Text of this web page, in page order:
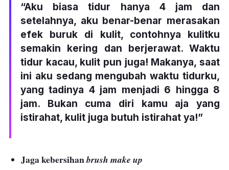
“Aku biasa tidur hanya 4 jam dan
setelahnya, aku benar-benar merasakan
efek buruk di kulit, contohnya kulitku
semakin kering dan berjerawat. Waktu
tidur kacau, kulit pun juga! Makanya, saat
ini aku sedang mengubah waktu tidurku,
yang tadinya 4 jam menjadi 6 hingga 8
jam. Bukan cuma diri kamu aja yang
istirahat, kulit juga butuh istirahat ya!”
Jaga kebersihanbrush make up